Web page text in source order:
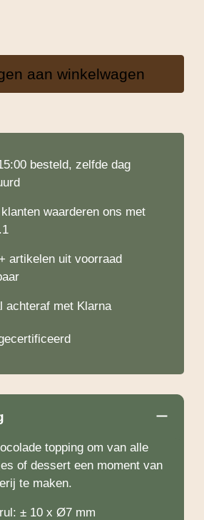
aan winkelwagen
besteld, zelfde dag
waarderen ons met
artikelen uit voorraad
achteraf met Klarna
topping om van alle
of dessert een moment van
te maken.
± 10 x Ø7 mm